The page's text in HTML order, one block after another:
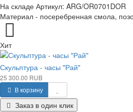
На складе Артикул: ARG/OR0701DOR
Материал - посеребренная смола,
Хит
Скульптура - часы "Рай"
25 300.00 RUB
В корзину
Заказ в один клик